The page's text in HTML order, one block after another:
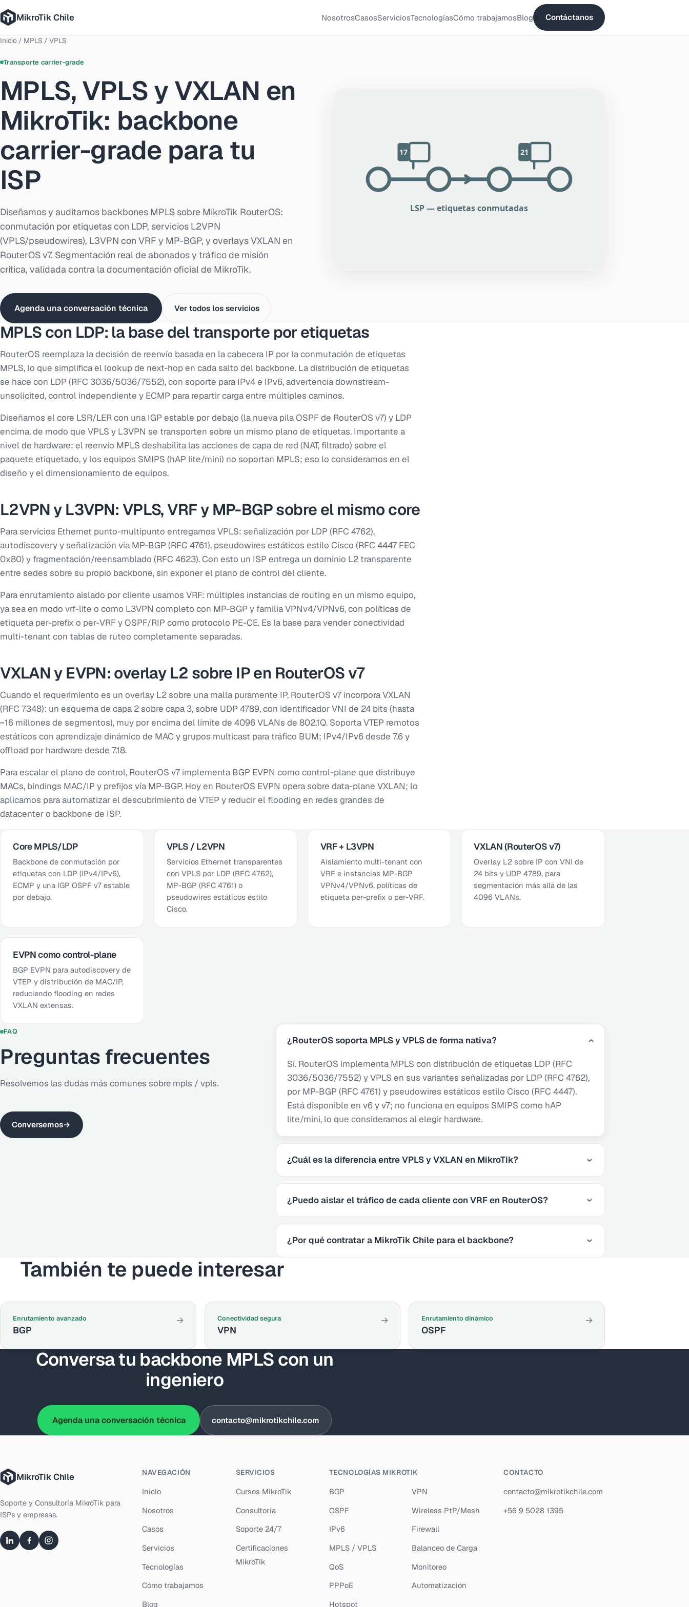
MikroTik Chile NosotrosCasosServiciosTecnologíasCómo trabajamosBlog Contáctanos
Inicio / MPLS / VPLS
Transporte carrier-grade
MPLS, VPLS y VXLAN en
MikroTik: backbone
carrier-grade para tu
ISP
Diseñamos y auditamos backbones MPLS sobre MikroTik RouterOS:
conmutación por etiquetas con LDP, servicios L2VPN
(VPLS/pseudowires), L3VPN con VRF y MP-BGP, y overlays VXLAN en
RouterOS v7. Segmentación real de abonados y tráfico de misión
crítica, validada contra la documentación oficial de MikroTik.
Agenda una conversación técnica Ver todos los servicios
MPLS con LDP: la base del transporte por etiquetas
RouterOS reemplaza la decisión de reenvío basada en la cabecera IP por la conmutación de etiquetas
MPLS, lo que simplifica el lookup de next-hop en cada salto del backbone. La distribución de etiquetas
se hace con LDP (RFC 3036/5036/7552), con soporte para IPv4 e IPv6, advertencia downstream-
unsolicited, control independiente y ECMP para repartir carga entre múltiples caminos.
Diseñamos el core LSR/LER con una IGP estable por debajo (la nueva pila OSPF de RouterOS v7) y LDP
encima, de modo que VPLS y L3VPN se transporten sobre un mismo plano de etiquetas. Importante a
nivel de hardware: el reenvío MPLS deshabilita las acciones de capa de red (NAT, filtrado) sobre el
paquete etiquetado, y los equipos SMIPS (hAP lite/mini) no soportan MPLS; eso lo consideramos en el
diseño y el dimensionamiento de equipos.
L2VPN y L3VPN: VPLS, VRF y MP-BGP sobre el mismo core
Para servicios Ethernet punto-multipunto entregamos VPLS: señalización por LDP (RFC 4762),
autodiscovery y señalización vía MP-BGP (RFC 4761), pseudowires estáticos estilo Cisco (RFC 4447 FEC
0x80) y fragmentación/reensamblado (RFC 4623). Con esto un ISP entrega un dominio L2 transparente
entre sedes sobre su propio backbone, sin exponer el plano de control del cliente.
Para enrutamiento aislado por cliente usamos VRF: múltiples instancias de routing en un mismo equipo,
ya sea en modo vrf-lite o como L3VPN completo con MP-BGP y familia VPNv4/VPNv6, con políticas de
etiqueta per-prefix o per-VRF y OSPF/RIP como protocolo PE-CE. Es la base para vender conectividad
multi-tenant con tablas de ruteo completamente separadas.
VXLAN y EVPN: overlay L2 sobre IP en RouterOS v7
Cuando el requerimiento es un overlay L2 sobre una malla puramente IP, RouterOS v7 incorpora VXLAN
(RFC 7348): un esquema de capa 2 sobre capa 3, sobre UDP 4789, con identificador VNI de 24 bits (hasta
~16 millones de segmentos), muy por encima del límite de 4096 VLANs de 802.1Q. Soporta VTEP remotos
estáticos con aprendizaje dinámico de MAC y grupos multicast para tráfico BUM; IPv4/IPv6 desde 7.6 y
offload por hardware desde 7.18.
Para escalar el plano de control, RouterOS v7 implementa BGP EVPN como control-plane que distribuye
MACs, bindings MAC/IP y prefijos vía MP-BGP. Hoy en RouterOS EVPN opera sobre data-plane VXLAN; lo
aplicamos para automatizar el descubrimiento de VTEP y reducir el flooding en redes grandes de
datacenter o backbone de ISP.
Core MPLS/LDP
Backbone de conmutación por
etiquetas con LDP (IPv4/IPv6),
ECMP y una IGP OSPF v7 estable
por debajo.
VPLS / L2VPN
Servicios Ethernet transparentes
con VPLS por LDP (RFC 4762),
MP-BGP (RFC 4761) o
pseudowires estáticos estilo
Cisco.
VRF + L3VPN
Aislamiento multi-tenant con
VRF e instancias MP-BGP
VPNv4/VPNv6, políticas de
etiqueta per-prefix o per-VRF.
VXLAN (RouterOS v7)
Overlay L2 sobre IP con VNI de
24 bits y UDP 4789, para
segmentación más allá de las
4096 VLANs.
EVPN como control-plane
BGP EVPN para autodiscovery de
VTEP y distribución de MAC/IP,
reduciendo flooding en redes
VXLAN extensas.
FAQ
Preguntas frecuentes
Resolvemos las dudas más comunes sobre mpls / vpls.
Conversemos→
¿RouterOS soporta MPLS y VPLS de forma nativa?
Sí. RouterOS implementa MPLS con distribución de etiquetas LDP (RFC
3036/5036/7552) y VPLS en sus variantes señalizadas por LDP (RFC 4762),
por MP-BGP (RFC 4761) y pseudowires estáticos estilo Cisco (RFC 4447).
Está disponible en v6 y v7; no funciona en equipos SMIPS como hAP
lite/mini, lo que consideramos al elegir hardware.
¿Cuál es la diferencia entre VPLS y VXLAN en MikroTik?
¿Puedo aislar el tráfico de cada cliente con VRF en RouterOS?
¿Por qué contratar a MikroTik Chile para el backbone?
También te puede interesar
Enrutamiento avanzado
BGP
→ Conectividad segura
VPN
→ Enrutamiento dinámico
OSPF
→
Conversa tu backbone MPLS con un
ingeniero
Agenda una conversación técnica contacto@mikrotikchile.com
MikroTik Chile
Soporte y Consultoría MikroTik para
ISPs y empresas.
NAVEGACIÓN
Inicio
Nosotros
Casos
Servicios
Tecnologías
Cómo trabajamos
Blog
SERVICIOS
Cursos MikroTik
Consultoría
Soporte 24/7
Certificaciones
MikroTik
TECNOLOGÍAS MIKROTIK
BGP
OSPF
IPv6
MPLS / VPLS
QoS
PPPoE
Hotspot
VPN
Wireless PtP/Mesh
Firewall
Balanceo de Carga
Monitoreo
Automatización
CONTACTO
contacto@mikrotikchile.com
+56 9 5028 1395